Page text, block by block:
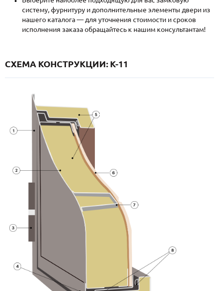
Каталог Распродажа Как купить
Записаться на замер
систему, фурнитуру и дополнительные элементы двери из
нашего каталога — для уточнения стоимости и сроков
исполнения заказа обращайтесь к нашим консультантам!
СХЕМА КОНСТРУКЦИИ: K-11